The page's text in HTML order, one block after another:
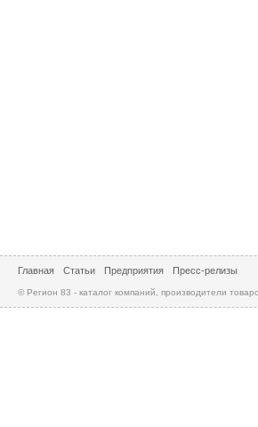
Главная Статьи Предприятия Пресс-релизы
© Регион 83 - каталог компаний, производители